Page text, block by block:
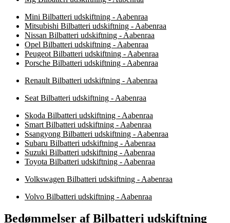
Mini Bilbatteri udskiftning - Aabenraa
Mitsubishi Bilbatteri udskiftning - Aabenraa
Nissan Bilbatteri udskiftning - Aabenraa
Opel Bilbatteri udskiftning - Aabenraa
Peugeot Bilbatteri udskiftning - Aabenraa
Porsche Bilbatteri udskiftning - Aabenraa
Renault Bilbatteri udskiftning - Aabenraa
Seat Bilbatteri udskiftning - Aabenraa
Skoda Bilbatteri udskiftning - Aabenraa
Smart Bilbatteri udskiftning - Aabenraa
Ssangyong Bilbatteri udskiftning - Aabenraa
Subaru Bilbatteri udskiftning - Aabenraa
Suzuki Bilbatteri udskiftning - Aabenraa
Toyota Bilbatteri udskiftning - Aabenraa
Volkswagen Bilbatteri udskiftning - Aabenraa
Volvo Bilbatteri udskiftning - Aabenraa
Bedømmelser af Bilbatteri udskiftning